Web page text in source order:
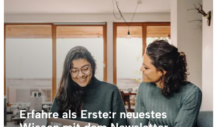
Erfahre als Erste:r neuestes